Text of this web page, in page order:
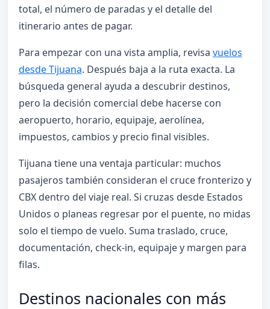
total, el número de paradas y el detalle del
itinerario antes de pagar.
Para empezar con una vista amplia, revisa vuelos
desde Tijuana. Después baja a la ruta exacta. La
búsqueda general ayuda a descubrir destinos,
pero la decisión comercial debe hacerse con
aeropuerto, horario, equipaje, aerolínea,
impuestos, cambios y precio final visibles.
Tijuana tiene una ventaja particular: muchos
pasajeros también consideran el cruce fronterizo y
CBX dentro del viaje real. Si cruzas desde Estados
Unidos o planeas regresar por el puente, no midas
solo el tiempo de vuelo. Suma traslado, cruce,
documentación, check-in, equipaje y margen para
filas.
Destinos nacionales con más